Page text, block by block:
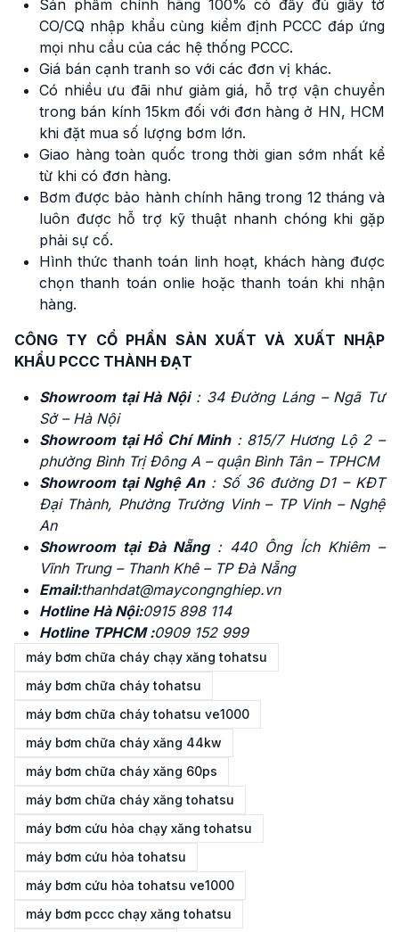
Sản phẩm chính hãng 100% có đầy đủ giấy tờ
CO/CQ nhập khẩu cùng kiểm định PCCC đáp ứng
mọi nhu cầu của các hệ thống PCCC.
Giá bán cạnh tranh so với các đơn vị khác.
Có nhiều ưu đãi như giảm giá, hỗ trợ vận chuyển
trong bán kính 15km đối với đơn hàng ở HN, HCM
khi đặt mua số lượng bơm lớn.
Giao hàng toàn quốc trong thời gian sớm nhất kể
từ khi có đơn hàng.
Bơm được bảo hành chính hãng trong 12 tháng và
luôn được hỗ trợ kỹ thuật nhanh chóng khi gặp
phải sự cố.
Hình thức thanh toán linh hoạt, khách hàng được
chọn thanh toán onlie hoặc thanh toán khi nhận
hàng.
CÔNG TY CỔ PHẦN SẢN XUẤT VÀ XUẤT NHẬP
KHẨU PCCC THÀNH ĐẠT
Showroom tại Hà Nội: 34 Đường Láng – Ngã Tư
Sở – Hà Nội
Showroom tại Hồ Chí Minh: 815/7 Hương Lộ 2 –
phường Bình Trị Đông A – quận Bình Tân – TPHCM
Showroom tại Nghệ An: Số 36 đường D1 – KĐT
Đại Thành, Phường Trường Vinh – TP Vinh – Nghệ
An
Showroom tại Đà Nẵng: 440 Ông Ích Khiêm –
Vĩnh Trung – Thanh Khê – TP Đà Nẵng
Email:thanhdat@maycongnghiep.vn
Hotline Hà Nội:0915 898 114
Hotline TPHCM :0909 152 999
máy bơm chữa cháy chạy xăng tohatsu
máy bơm chữa cháy tohatsu
máy bơm chữa cháy tohatsu ve1000
máy bơm chữa cháy xăng 44kw
máy bơm chữa cháy xăng 60ps
máy bơm chữa cháy xăng tohatsu
máy bơm cứu hỏa chạy xăng tohatsu
máy bơm cứu hỏa tohatsu
máy bơm cứu hỏa tohatsu ve1000
máy bơm pccc chạy xăng tohatsu